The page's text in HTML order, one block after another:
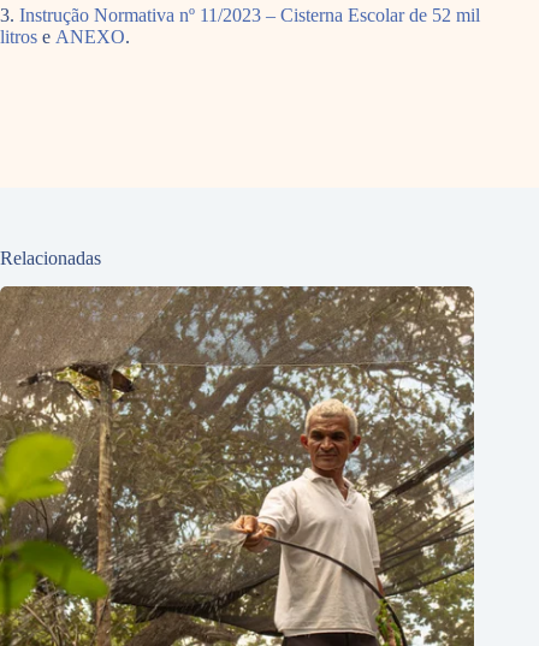
3. Instrução Normativa nº 11/2023 – Cisterna Escolar de 52 mil
litros e ANEXO.
Relacionadas